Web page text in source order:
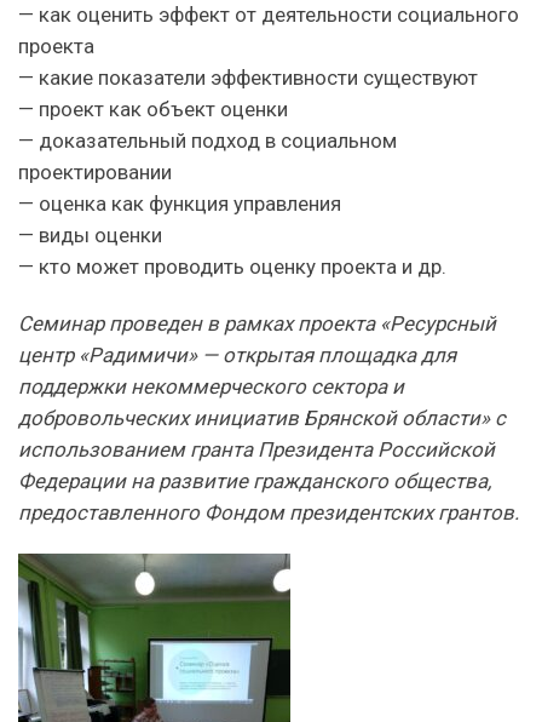
— как оценить эффект от деятельности социального
проекта
— какие показатели эффективности существуют
— проект как объект оценки
— доказательный подход в социальном
проектировании
— оценка как функция управления
— виды оценки
— кто может проводить оценку проекта и др.
Семинар проведен в рамках проекта «Ресурсный
центр «Радимичи» — открытая площадка для
поддержки некоммерческого сектора и
добровольческих инициатив Брянской области» с
использованием гранта Президента Российской
Федерации на развитие гражданского общества,
предоставленного Фондом президентских грантов.